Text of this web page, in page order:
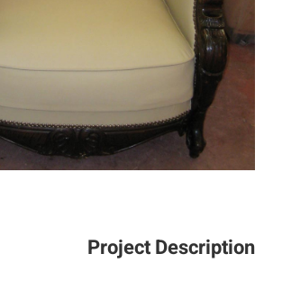
Project Description